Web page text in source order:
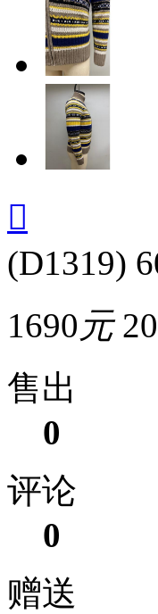

(D1319)
1690 元
售出
0
评论
0
赠送